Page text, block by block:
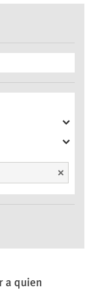
Unselect
a quien